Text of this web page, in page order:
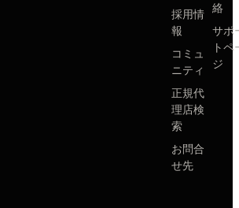
採用情
報
コミュ
ニティ
正規代
理店検
索
お問合
せ先
絡
サポ
トペ
ジ